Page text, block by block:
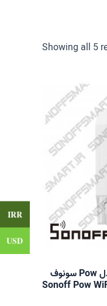
Showing all 5
سوییچ تک کانال هوشمند مدل Pow سونوف
Sonoff Pow
IRR
USD